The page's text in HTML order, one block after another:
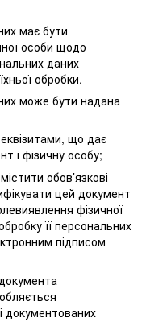
має бути
особи щодо
даних
обробки.
може бути надана
що дає
і фізичну особу;
обов’язкові
цей документ
фізичної
її персональних
підписом
документованих